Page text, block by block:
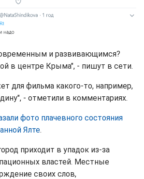
и развивающимся?
в центре Крыма", - пишут в сети.
для фильма какого-то, например,
- отметили в комментариях.
фото плачевного состояния
Ялте.
приходит в упадок из-за
властей. Местные
своих слов,